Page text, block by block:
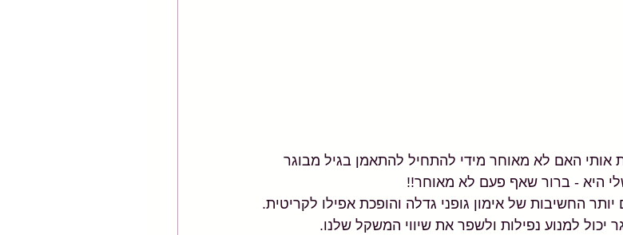
האם לא מאוחר מידי להתחיל להתאמן בגיל מבוגר
יותר החשיבות של אימון גופני גדלה והופכת אפילו לקריטית.
יכול למנוע נפילות ולשפר את שיווי המשקל שלנו.